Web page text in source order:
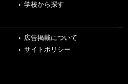
学校から探す
広告掲載について
サイトポリシー